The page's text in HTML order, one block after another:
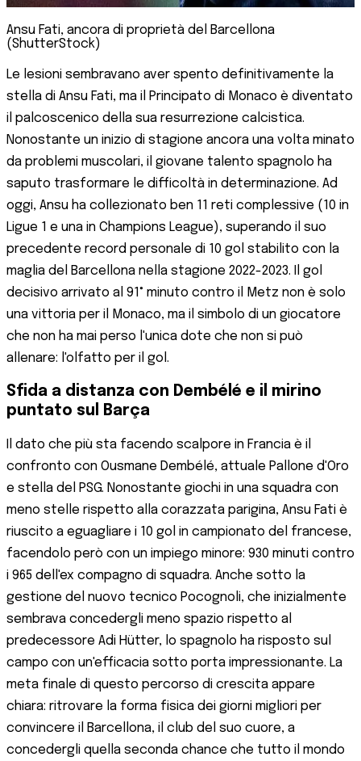
Ansu Fati, ancora di proprietà del Barcellona
(ShutterStock)
Le lesioni sembravano aver spento definitivamente la
stella di Ansu Fati, ma il Principato di Monaco è diventato
il palcoscenico della sua resurrezione calcistica.
Nonostante un inizio di stagione ancora una volta minato
da problemi muscolari, il giovane talento spagnolo ha
saputo trasformare le difficoltà in determinazione. Ad
oggi, Ansu ha collezionato ben 11 reti complessive (10 in
Ligue 1 e una in Champions League), superando il suo
precedente record personale di 10 gol stabilito con la
maglia del Barcellona nella stagione 2022-2023. Il gol
decisivo arrivato al 91° minuto contro il Metz non è solo
una vittoria per il Monaco, ma il simbolo di un giocatore
che non ha mai perso l'unica dote che non si può
allenare: l'olfatto per il gol.
Sfida a distanza con Dembélé e il mirino
puntato sul Barça
Il dato che più sta facendo scalpore in Francia è il
confronto con Ousmane Dembélé, attuale Pallone d'Oro
e stella del PSG. Nonostante giochi in una squadra con
meno stelle rispetto alla corazzata parigina, Ansu Fati è
riuscito a eguagliare i 10 gol in campionato del francese,
facendolo però con un impiego minore: 930 minuti contro
i 965 dell'ex compagno di squadra. Anche sotto la
gestione del nuovo tecnico Pocognoli, che inizialmente
sembrava concedergli meno spazio rispetto al
predecessore Adi Hütter, lo spagnolo ha risposto sul
campo con un'efficacia sotto porta impressionante. La
meta finale di questo percorso di crescita appare
chiara: ritrovare la forma fisica dei giorni migliori per
convincere il Barcellona, il club del suo cuore, a
concedergli quella seconda chance che tutto il mondo